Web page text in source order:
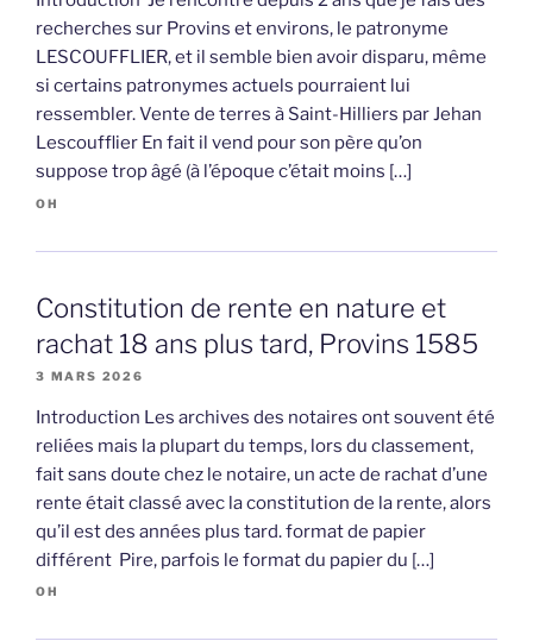
recherches sur Provins et environs, le patronyme
LESCOUFFLIER, et il semble bien avoir disparu, même
si certains patronymes actuels pourraient lui
ressembler. Vente de terres à Saint-Hilliers par Jehan
Lescoufflier En fait il vend pour son père qu’on
suppose trop âgé (à l’époque c’était moins […]
OH
Constitution de rente en nature et
rachat 18 ans plus tard, Provins 1585
3 MARS 2026
Introduction Les archives des notaires ont souvent été
reliées mais la plupart du temps, lors du classement,
fait sans doute chez le notaire, un acte de rachat d’une
rente était classé avec la constitution de la rente, alors
qu’il est des années plus tard. format de papier
différent Pire, parfois le format du papier du […]
OH